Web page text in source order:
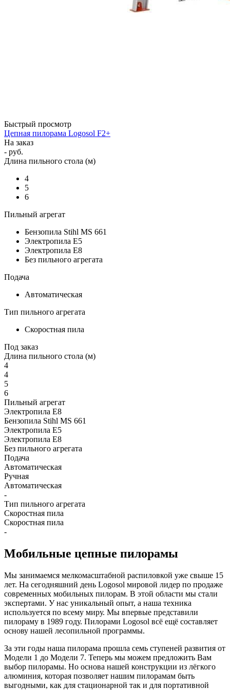
Быстрый просмотр
Цепная пилорама Logosol F2+
На заказ
- руб.
Длина пильного стола (м)
4
5
6
Пильный агрегат
Бензопила Stihl MS 661
Электропила Е5
Электропила Е8
Без пильного агрегата
Подача
Автоматическая
Тип пильного агрегата
Скоростная пила
Под заказ
Длина пильного стола (м)
4
4
5
6
Пильный агрегат
Электропила Е8
Бензопила Stihl MS 661
Электропила Е5
Электропила Е8
Без пильного агрегата
Подача
Автоматическая
Ручная
Автоматическая
-
Тип пильного агрегата
Скоростная пила
Скоростная пила
-
Мобильные цепные пилорамы
Мы занимаемся мелкомасштабной распиловкой уже свыше 15
лет. На сегодняшний день Logosol мировой лидер по продаже
современных мобильных пилорам. В этой области мы стали
экспертами. У нас уникальный опыт, а наша техника
используется по всему миру. Мы впервые представили
пилораму в 1989 году. Пилорами Logosol всё ещё составляет
основу нашей лесопильной программы.
За эти годы наша пилорама прошла семь ступеней развития от
Модели 1 до Модели 7. Теперь мы можем предложить Вам
выбор пилорамы. Но основа нашей конструкции из лёгкого
алюминия, которая позволяет нашим пилорамам быть
выгодными, как для стационарной так и для портативной